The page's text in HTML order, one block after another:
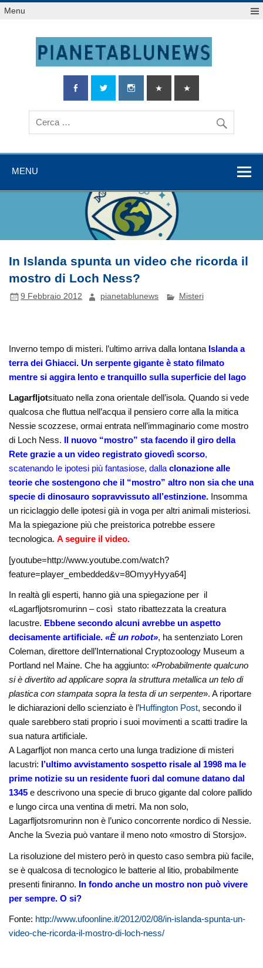
Salta
alMenu
MENU
In Islanda spunta un video che ricorda il
mostro di Loch Ness?
9 Febbraio 2012 pianetablunews Misteri
Inverno tempo di misteri. l’ultimo arriva dalla lontana Islanda a
terra dei Ghiacci. Un serpente gigante è stato filmato
mentre si aggira lento e tranquillo sulla superficie del lago
Lagarfljotsituato nella zona orientale dell’isola. Quando si vede
qualcosa che fluttua nell’acqua il pensiero corre alla la mitica
Nessie scozzese, ormai entrata nell’immaginario come mostro
di Loch Ness. Il nuovo “mostro” sta facendo il giro della
Rete grazie a un video registrato giovedì scorso,
scatenando le ipotesi più fantasiose, dallaclonazione alle
teorie che sostengono che il “mostro” altro non sia che una
specie di dinosauro sopravvissuto all’estinzione. Insomma
un riciclaggio delle ipotesi già in voga per altri animali misteriosi.
Ma la spiegazione più che preistorica potrebbe essere
tecnologica.A seguire il video.
[youtube=http://www.youtube.com/watch?
feature=player_embedded&v=8OmyyHyya64]
In realtà gli esperti, hanno già una spiegazione per il
«Lagarfljotsromurinn – così stato ribattezzata la creatura
lacustre. Ebbene secondo alcuni avrebbe un aspetto
decisamente artificiale.«È un robot», ha sentenziato Loren
Coleman, direttore dell’International Cryptozoology Museum a
Portland nel Maine. Che ha aggiunto: «Probabilmente qualcuno
si è divertito ad applicare sopra la struttura metallica un telo di
plastica con stampata sopra la testa di un serpente». A riportare
le dichiarazioni dello scienziato è l’Huffington Post, secondo il
quale sarebbero stati proprio i suoi movimenti a scatti tradire la
sua natura artificiale.
A Lagarfljot non manca certo una lunga tradizione di misteri
lacustri: l’ultimo avvistamento sospetto risale al 1998 ma le
prime notizie su un residente fuori dal comune datano dal
1345 e descrivono una specie di bruco gigante dal colore pallido
e lungo circa una ventina di metri. Ma non solo,
Lagarfljotsromurinn non è l’unico concorrente nordico di Nessie.
Anche la Svezia può vantare il meno noto «mostro di Storsjo».
La risoluzione del mistero però in questo caso sembra più facile,
se è qualcosa di tecnologico le batterie al litio, probabilmente
presenti finiranno. In fondo anche un mostro non può vivere
per sempre. O si?
Fonte: http://www.ufoonline.it/2012/02/08/in-islanda-spunta-un-
video-che-ricorda-il-mostro-di-loch-ness/